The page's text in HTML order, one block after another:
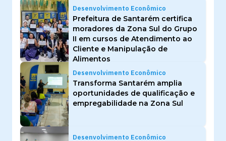
Desenvolvimento Econômico
Prefeitura de Santarém certifica
moradores da Zona Sul do Grupo
II em cursos de Atendimento ao
Cliente e Manipulação de
Alimentos
Desenvolvimento Econômico
Transforma Santarém amplia
oportunidades de qualificação e
empregabilidade na Zona Sul
Desenvolvimento Econômico